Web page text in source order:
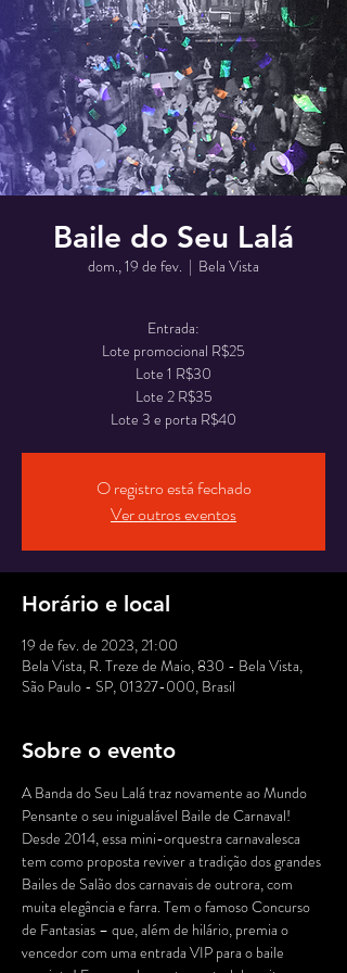
Baile do Seu Lalá
dom., 19 de fev.
  |
Bela Vista
Entrada:
Lote promocional R$25
Lote 1 R$30
Lote 2 R$35
Lote 3 e porta R$40
O registro está fechado
Ver outros eventos
Horário e local
19 de fev. de 2023, 21:00
Bela Vista, R. Treze de Maio, 830 - Bela Vista,
São Paulo - SP, 01327-000, Brasil
Sobre o evento
A Banda do Seu Lalá traz novamente ao Mundo
Pensante o seu inigualável Baile de Carnaval!
Desde 2014, essa mini-orquestra carnavalesca
tem como proposta reviver a tradição dos grandes
Bailes de Salão dos carnavais de outrora, com
muita elegância e farra. Tem o famoso Concurso
de Fantasias – que, além de hilário, premia o
vencedor com uma entrada VIP para o baile